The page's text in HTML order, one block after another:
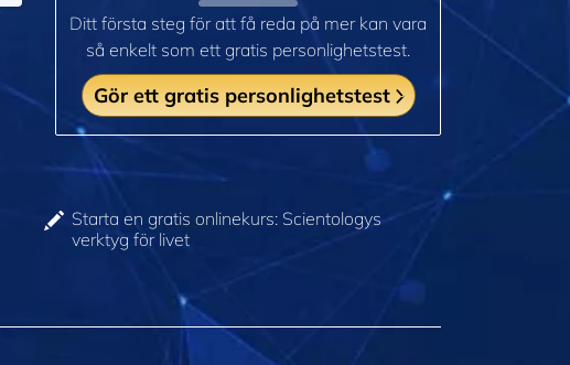
Ditt första steg för att få reda på mer kan vara
så enkelt som ett gratis personlighetstest.
Gör ett gratis personlighetstest
Starta en gratis onlinekurs: Scientologys
verktyg för livet